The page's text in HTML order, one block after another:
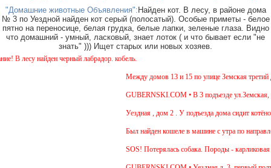
"Домашние животные Объявления":Найден кот. В лесу, в районе дома
№ 3 по Уездной найден кот серый (полосатый). Особые приметы - белое
пятно на переносице, белая грудка, белые лапки, зеленые глаза. Видно
что домашний - умный, ласковый, знает лоток ( и что бывает если "не
знать" ))) Ищет старых или новых хозяев.
найден черный лабрадор. кобель.
Между домов 13 и 15 по улице Земская третий
GUBERNSKI.COM • В 3 подъезде ул.Земская,
Уездная , дом 2 . У подъезда дома сидит
Был найден кошеле в машине с утра по
SOS! Потерялась собака. Породы - карликовая